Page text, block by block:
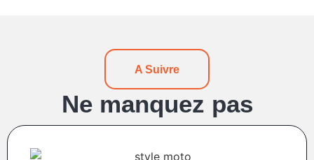
A Suivre
Ne manquez pas